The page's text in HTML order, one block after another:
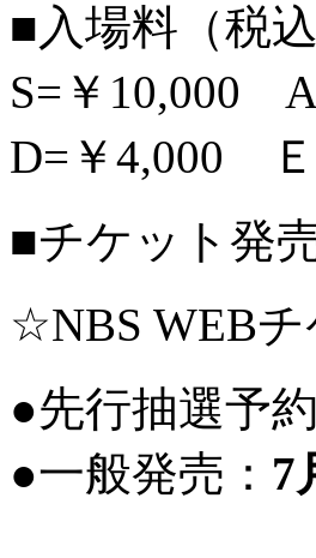
■入場料（税
S=￥10,000
D=￥4,000
■チケット発
☆NBS WEBチ
●先行抽選予約
●一般発売： 7